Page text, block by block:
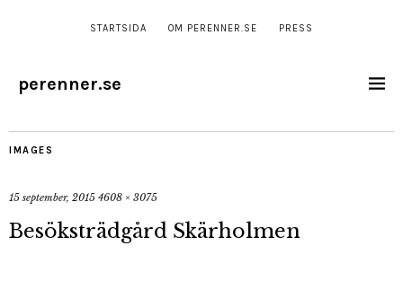
STARTSIDA OM PERENNER.SE PRESS
perenner.se
IMAGES
15 september, 2015 4608 × 3075
Besöksträdgård Skärholmen